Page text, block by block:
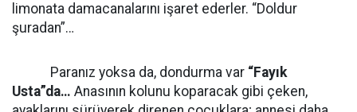
limonata damacanalarını işaret ederler. “Doldur
şuradan”…
Paranız yoksa da, dondurma var “Fayık
Usta”da… Anasının kolunu koparacak gibi çeken,